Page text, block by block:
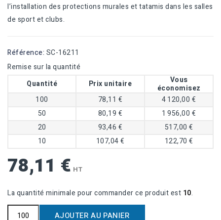
l’installation des protections murales et tatamis dans les salles
de sport et clubs.
Référence: SC-16211
Remise sur la quantité
Quantité
Prix unitaire
Vous
économisez
100
78,11 €
4 120,00 €
50
80,19 €
1 956,00 €
20
93,46 €
517,00 €
10
107,04 € 122,70 €
78,11 € HT
La quantité minimale pour commander ce produit est 10.
AJOUTER AU PANIER